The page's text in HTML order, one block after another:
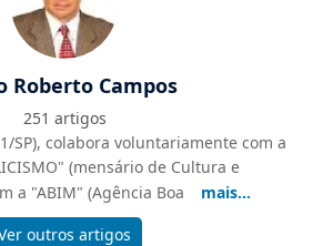
Roberto Campos
251 artigos
SP), colabora voluntariamente com a
(mensário de Cultura e
a "ABIM" (Agência Boa
mais...
outros artigos